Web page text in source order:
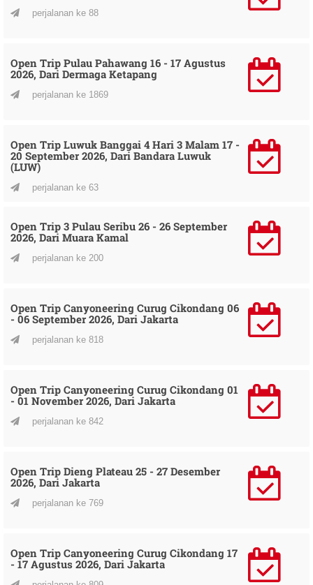
perjalanan ke 88
Open Trip Pulau Pahawang 16 - 17 Agustus
2026, Dari Dermaga Ketapang
perjalanan ke 1869
Open Trip Luwuk Banggai 4 Hari 3 Malam 17 -
20 September 2026, Dari Bandara Luwuk
(LUW)
perjalanan ke 63
Open Trip 3 Pulau Seribu 26 - 26 September
2026, Dari Muara Kamal
perjalanan ke 200
Open Trip Canyoneering Curug Cikondang 06
- 06 September 2026, Dari Jakarta
perjalanan ke 818
Open Trip Canyoneering Curug Cikondang 01
- 01 November 2026, Dari Jakarta
perjalanan ke 842
Open Trip Dieng Plateau 25 - 27 Desember
2026, Dari Jakarta
perjalanan ke 769
Open Trip Canyoneering Curug Cikondang 17
- 17 Agustus 2026, Dari Jakarta